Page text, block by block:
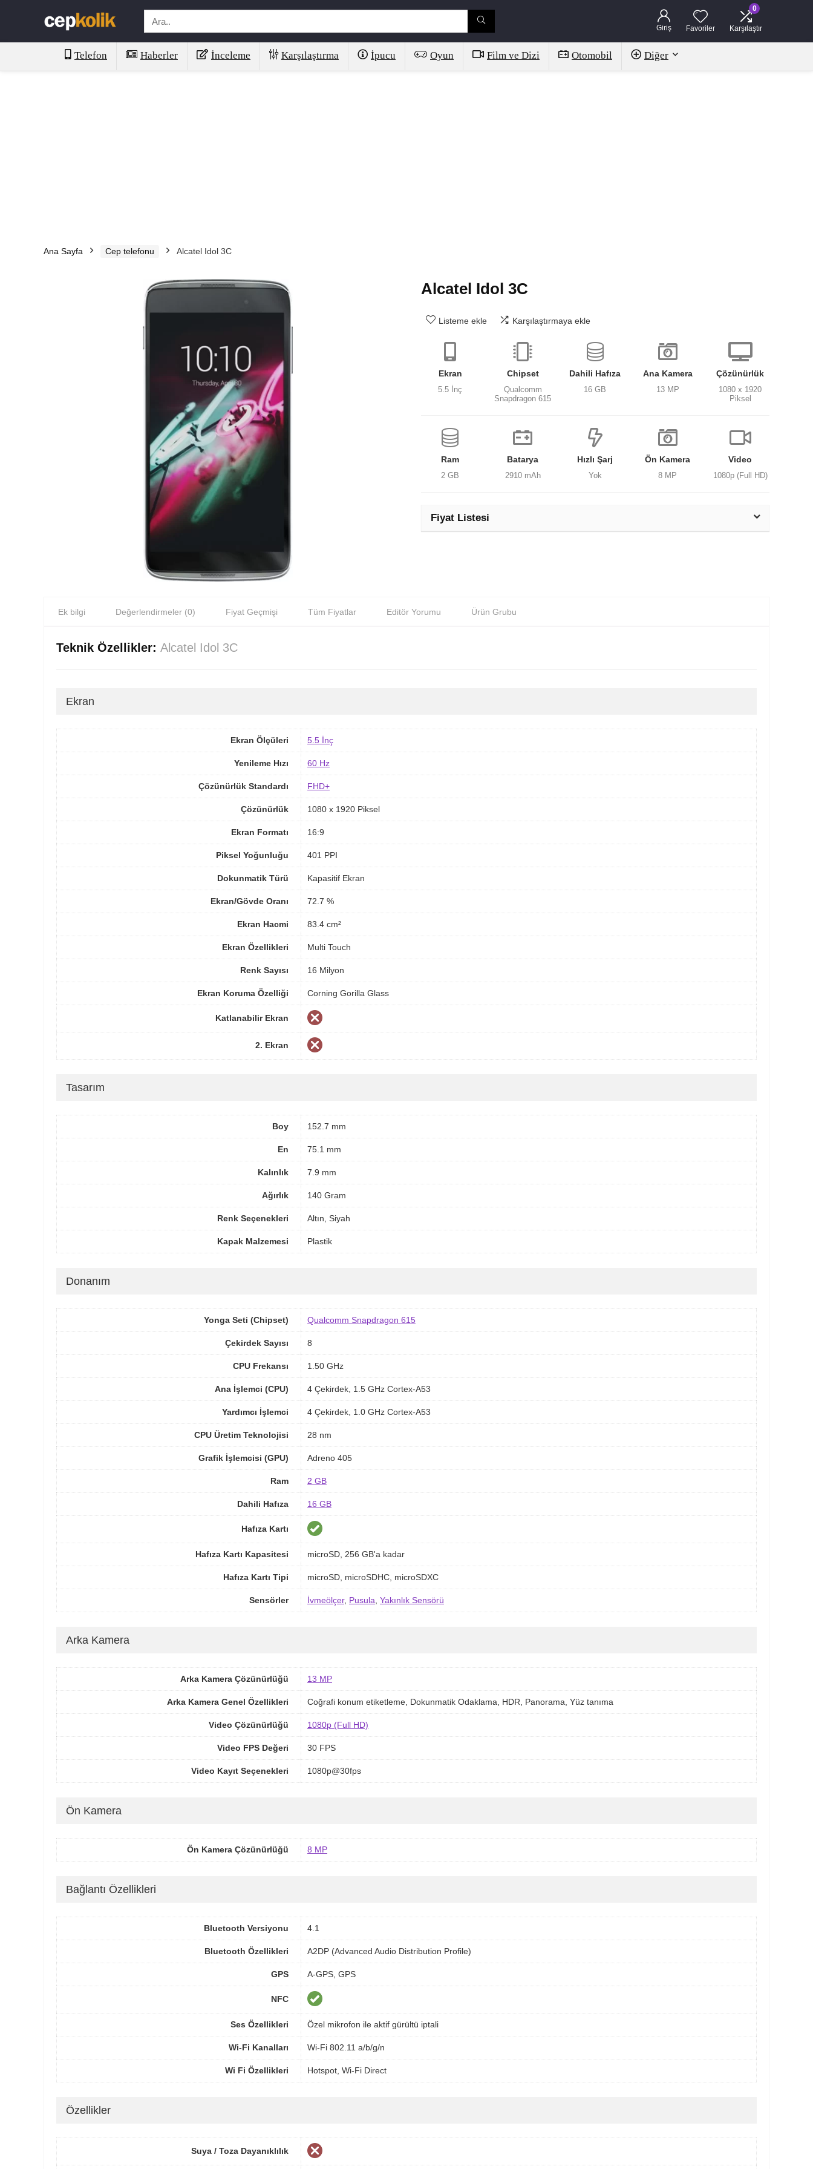
Giriş Favoriler
0
Karşılaştır
Telefon Haberler İnceleme Karşılaştırma İpucu Oyun Film ve Dizi Otomobil Diğer
Ana Sayfa Cep telefonu Alcatel Idol 3C
Alcatel Idol 3C
Listeme ekle Karşılaştırmaya ekle
Ekran
5.5 İnç
Chipset
Qualcomm
Snapdragon 615
Dahili Hafıza
16 GB
Ana Kamera
13 MP
Çözünürlük
1080 x 1920
Piksel
Ram
2 GB
Batarya
2910 mAh
Hızlı Şarj
Yok
Ön Kamera
8 MP
Video
1080p (Full HD)
Fiyat Listesi
Ek bilgi Değerlendirmeler (0) Fiyat Geçmişi Tüm Fiyatlar Editör Yorumu Ürün Grubu
Teknik Özellikler: Alcatel Idol 3C
Ekran
Ekran Ölçüleri 5.5 İnç
Yenileme Hızı 60 Hz
Çözünürlük Standardı FHD+
Çözünürlük 1080 x 1920 Piksel
Ekran Formatı 16:9
Piksel Yoğunluğu 401 PPI
Dokunmatik Türü Kapasitif Ekran
Ekran/Gövde Oranı 72.7 %
Ekran Hacmi 83.4 cm²
Ekran Özellikleri Multi Touch
Renk Sayısı 16 Milyon
Ekran Koruma Özelliği Corning Gorilla Glass
Katlanabilir Ekran
2. Ekran
Tasarım
Boy 152.7 mm
En 75.1 mm
Kalınlık 7.9 mm
Ağırlık 140 Gram
Renk Seçenekleri Altın, Siyah
Kapak Malzemesi Plastik
Donanım
Yonga Seti (Chipset) Qualcomm Snapdragon 615
Çekirdek Sayısı 8
CPU Frekansı 1.50 GHz
Ana İşlemci (CPU) 4 Çekirdek, 1.5 GHz Cortex-A53
Yardımcı İşlemci 4 Çekirdek, 1.0 GHz Cortex-A53
CPU Üretim Teknolojisi 28 nm
Grafik İşlemcisi (GPU) Adreno 405
Ram 2 GB
Dahili Hafıza 16 GB
Hafıza Kartı
Hafıza Kartı Kapasitesi microSD, 256 GB'a kadar
Hafıza Kartı Tipi microSD, microSDHC, microSDXC
Sensörler İvmeölçer, Pusula, Yakınlık Sensörü
Arka Kamera
Arka Kamera Çözünürlüğü 13 MP
Arka Kamera Genel Özellikleri Coğrafi konum etiketleme, Dokunmatik Odaklama, HDR, Panorama, Yüz tanıma
Video Çözünürlüğü 1080p (Full HD)
Video FPS Değeri 30 FPS
Video Kayıt Seçenekleri 1080p@30fps
Ön Kamera
Ön Kamera Çözünürlüğü 8 MP
Bağlantı Özellikleri
Bluetooth Versiyonu 4.1
Bluetooth Özellikleri A2DP (Advanced Audio Distribution Profile)
GPS A-GPS, GPS
NFC
Ses Özellikleri Özel mikrofon ile aktif gürültü iptali
Wi-Fi Kanalları Wi-Fi 802.11 a/b/g/n
Wi Fi Özellikleri Hotspot, Wi-Fi Direct
Özellikler
Suya / Toza Dayanıklılık